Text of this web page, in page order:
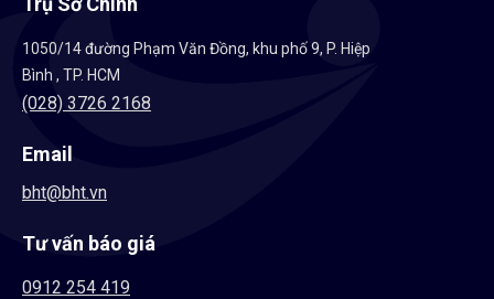
1050/14 đường Phạm Văn Đồng, khu phố 9, P. Hiệp
Bình , TP. HCM
(028) 3726 2168
Email
bht@bht.vn
Tư vấn báo giá
0912 254 419